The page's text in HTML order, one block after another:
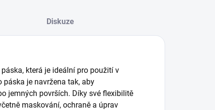
Diskuze
která je ideální pro použití v
je navržena tak, aby
jemných površích. Díky své flexibilitě
maskování, ochraně a úprav